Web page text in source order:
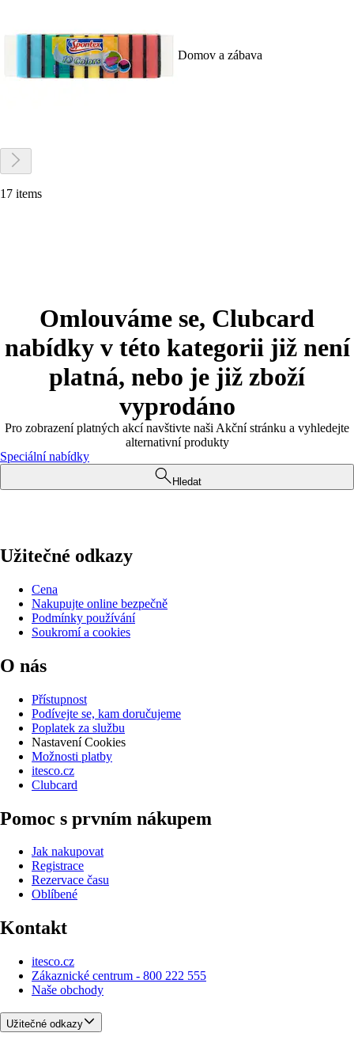
Domov a zábava
17 items
Omlouváme se, Clubcard
nabídky v této kategorii již není
platná, nebo je již zboží
vyprodáno
Pro zobrazení platných akcí navštivte naši Akční stránku a vyhledejte
alternativní produkty
Speciální nabídky
Hledat
Užitečné odkazy
Cena
Nakupujte online bezpečně
Podmínky používání
Soukromí a cookies
O nás
Přístupnost
Podívejte se, kam doručujeme
Poplatek za službu
Nastavení Cookies
Možnosti platby
itesco.cz
Clubcard
Pomoc s prvním nákupem
Jak nakupovat
Registrace
Rezervace času
Oblíbené
Kontakt
itesco.cz
Zákaznické centrum - 800 222 555
Naše obchody
Užitečné odkazy